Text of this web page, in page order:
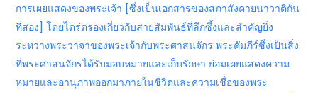
การเผยแสดงของพระเจ้า [ซึ่งเป็นเอกสารของสภาสังคายนาวาติกัน
ที่สอง] โดยไตร่ตรองเกี่ยวกับสายสัมพันธ์ที่ลึกซึ้งและสำคัญยิ่ง
ระหว่างพระวาจาของพระเจ้ากับพระศาสนจักร พระคัมภีร์ซึ่งเป็นสิ่ง
ที่พระศาสนจักรได้รับมอบหมายและเก็บรักษา ย่อมเผยแสดงความ
หมายและอานุภาพออกมาภายในชีวิตและความเชื่อของพระ